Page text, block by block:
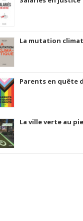
La mutation
Parents en quête
La ville verte au